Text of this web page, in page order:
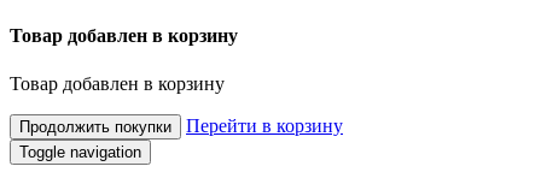
Товар добавлен в корзину
Товар добавлен в корзину
Продолжить покупки Перейти в корзину
Toggle navigation